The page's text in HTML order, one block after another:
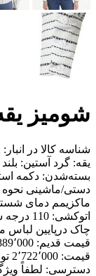
شومیز
شناسه کالا در انبار:
یقه: گرد آستین:
دستی/ماشینی
چاک درپایین
قیمت قدیم: 3٬889٬000
قیمت: 2٬722٬000 تومان
دسترسی: لطفاً